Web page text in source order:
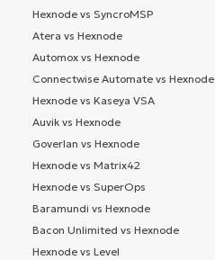
Hexnode vs SyncroMSP
Atera vs Hexnode
Automox vs Hexnode
Connectwise Automate vs Hexnode
Hexnode vs Kaseya VSA
Auvik vs Hexnode
Goverlan vs Hexnode
Hexnode vs Matrix42
Hexnode vs SuperOps
Baramundi vs Hexnode
Bacon Unlimited vs Hexnode
Hexnode vs Level